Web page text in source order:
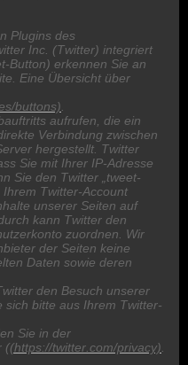
Plugins des
Inc. (Twitter) integriert
Button) erkennen Sie an
Eine Übersicht über
buttons)
aufrufen, die ein
Verbindung zwischen
hergestellt. Twitter
Sie mit Ihrer IP-Adresse
Sie den Twitter „tweet-
Ihrem Twitter-Account
unserer Seiten auf
kann Twitter den
zuordnen. Wir
der Seiten keine
Daten sowie deren
den Besuch unserer
sich bitte aus Ihrem Twitter-
Sie in der
((https://twitter.com/privacy)